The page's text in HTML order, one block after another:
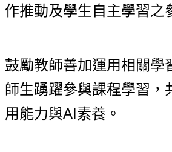
作推動及學生自主學習之
鼓勵教師善加運用相關學
師生踴躍參與課程學習，
用能力與AI素養。